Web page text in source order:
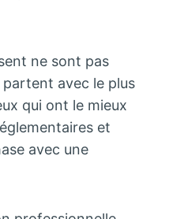
ne sont pas
avec le plus
qui ont le mieux
et
avec une